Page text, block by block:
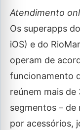
Atendimento
Os superapps
iOS) e do
operam de
funcionamento
reúnem mais
segmentos – de
por acessórios,